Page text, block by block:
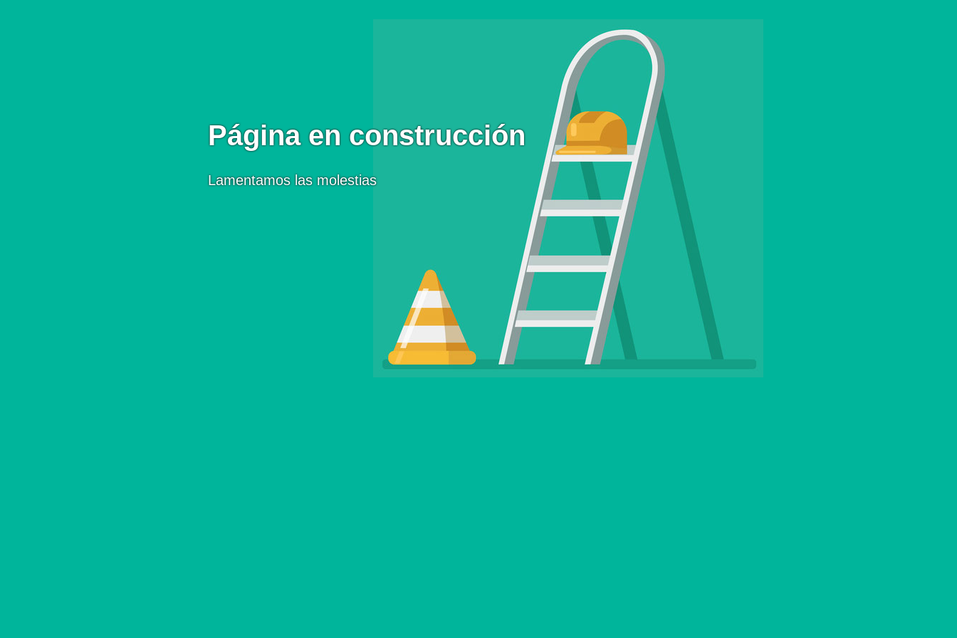
Página en construcción
Lamentamos las molestias